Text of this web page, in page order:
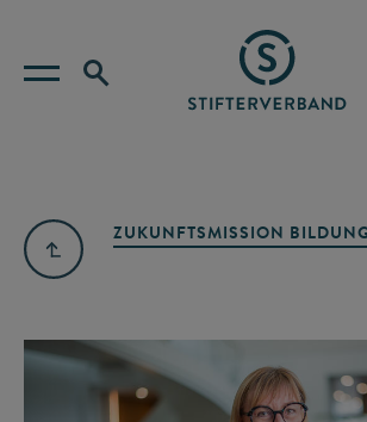
ZUKUNFTSMISSION